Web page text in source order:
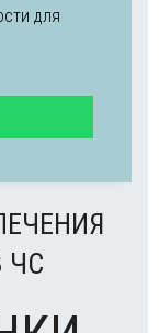
для
ЧС